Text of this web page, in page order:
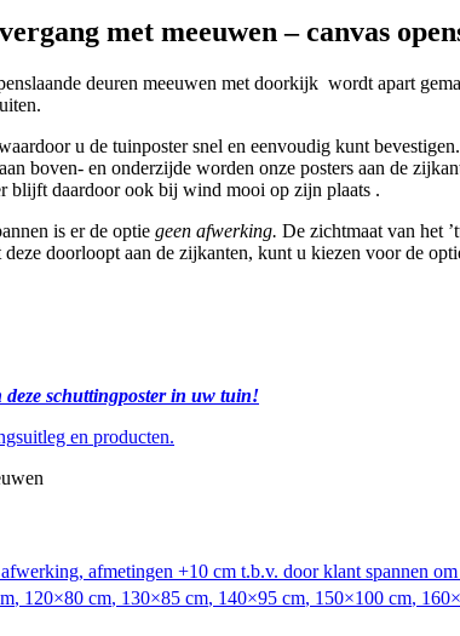
met meeuwen – canvas
deuren meeuwen met doorkijk wordt apart
u de tuinposter snel en eenvoudig kunt bevestigen.
aan boven- en onderzijde worden onze posters aan de
blijft daardoor ook bij wind mooi op zijn plaats .
is er de optie geen afwerking. De zichtmaat van het
doorloopt aan de zijkanten, kunt u kiezen voor de
schuttingposter in uw tuin!
en producten.
afwerking, afmetingen +10 cm t.b.v. door klant spannen
, 120×80 cm, 130×85 cm, 140×95 cm, 150×100 cm,